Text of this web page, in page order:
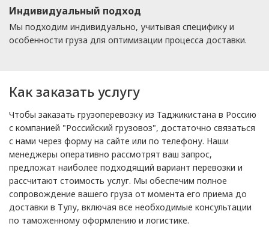
Индивидуальный подход
Мы подходим индивидуально, учитывая специфику и
особенности груза для оптимизации процесса доставки.
Как заказать услугу
Чтобы заказать грузоперевозку из Таджикистана в Россию
с компанией "Российский грузовоз", достаточно связаться
с нами через форму на сайте или по телефону. Наши
менеджеры оперативно рассмотрят ваш запрос,
предложат наиболее подходящий вариант перевозки и
рассчитают стоимость услуг. Мы обеспечим полное
сопровождение вашего груза от момента его приема до
доставки в Тулу, включая все необходимые консультации
по таможенному оформлению и логистике.